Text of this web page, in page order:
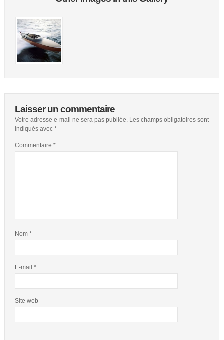
Laisser un commentaire
Votre adresse e-mail ne sera pas publiée. Les champs obligatoires sont
indiqués avec *
Commentaire *
Nom *
E-mail *
Site web